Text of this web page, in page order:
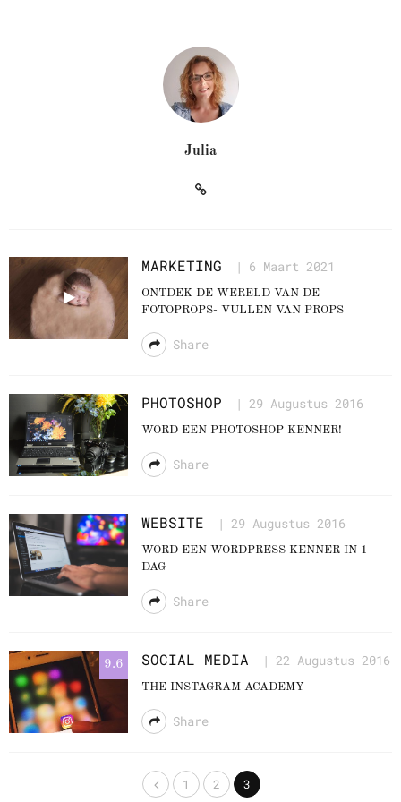
Julia
MARKETING 6 Maart 2021
ONTDEK DE WERELD VAN DE
FOTOPROPS- VULLEN VAN PROPS
Share
PHOTOSHOP 29 Augustus 2016
WORD EEN PHOTOSHOP KENNER!
Share
WEBSITE 29 Augustus 2016
WORD EEN WORDPRESS KENNER IN 1
DAG
Share
9.6 SOCIAL MEDIA 22 Augustus 2016
THE INSTAGRAM ACADEMY
Share
1 2 3